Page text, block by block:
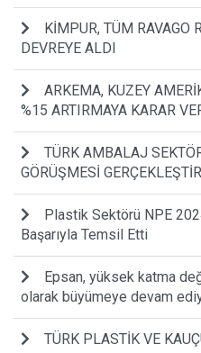
KİMPUR, TÜM RAVAGO
DEVREYE ALDI
ARKEMA, KUZEY
%15 ARTIRMAYA KARAR
TÜRK AMBALAJ
GÖRÜŞMESİ
Plastik Sektörü NPE
Başarıyla Temsil Etti
Epsan, yüksek katma
olarak büyümeye devam
TÜRK PLASTİK VE